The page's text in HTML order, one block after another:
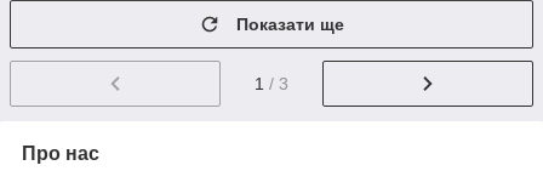
Показати ще
1 / 3
Про нас